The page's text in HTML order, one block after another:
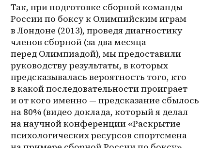
Так, при подготовке сборной команды
России по боксу к Олимпийским играм
в Лондоне (2013), проведя диагностику
членов сборной (за два месяца
перед Олимпиадой), мы предоставили
руководству результаты, в которых
предсказывалась вероятность того, кто
в какой последовательности проиграет
и от кого именно — предсказание сбылось
на 80% (видео доклада, который я делал
на научной конференции «Раскрытие
психологических ресурсов спортсмена